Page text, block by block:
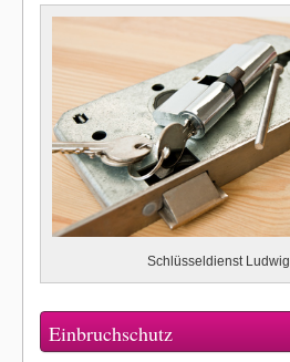
Schlüsseldienst Ludwig
Einbruchschutz